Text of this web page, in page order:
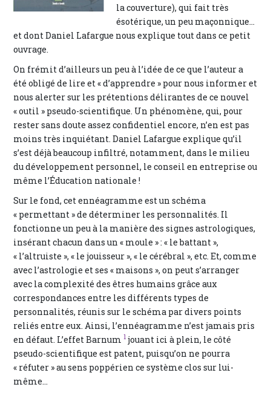
la couverture), qui fait très
ésotérique, un peu maçonnique…
et dont Daniel Lafargue nous explique tout dans ce petit
ouvrage.
On frémit d’ailleurs un peu à l’idée de ce que l’auteur a
été obligé de lire et « d’apprendre » pour nous informer et
nous alerter sur les prétentions délirantes de ce nouvel
« outil » pseudo-scientifique. Un phénomène, qui, pour
rester sans doute assez confidentiel encore, n’en est pas
moins très inquiétant. Daniel Lafargue explique qu’il
s’est déjà beaucoup infiltré, notamment, dans le milieu
du développement personnel, le conseil en entreprise ou
même l’Éducation nationale !
Sur le fond, cet ennéagramme est un schéma
« permettant » de déterminer les personnalités. Il
fonctionne un peu à la manière des signes astrologiques,
insérant chacun dans un « moule » : « le battant »,
« l’altruiste », « le jouisseur », « le cérébral », etc. Et, comme
avec l’astrologie et ses « maisons », on peut s’arranger
avec la complexité des êtres humains grâce aux
correspondances entre les différents types de
personnalités, réunis sur le schéma par divers points
reliés entre eux. Ainsi, l’ennéagramme n’est jamais pris
en défaut. L’effet Barnum 1 jouant ici à plein, le côté
pseudo-scientifique est patent, puisqu’on ne pourra
« réfuter » au sens poppérien ce système clos sur lui-
même...